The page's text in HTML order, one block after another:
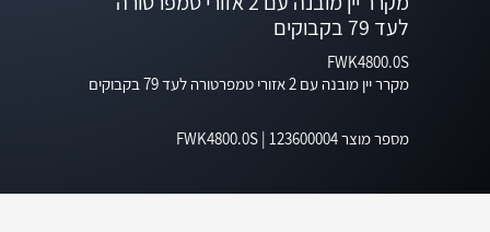
לעד 79 בקבוקים
FWK4800.0S
מקרר יין מובנה עם 2 אזורי טמפרטורה לעד 79 בקבוקים
מספר מוצר FWK4800.0S | 123600004